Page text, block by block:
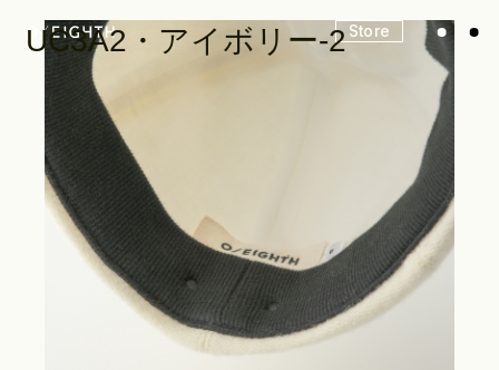
Store
Construction
UC3A2・アイボリー-2